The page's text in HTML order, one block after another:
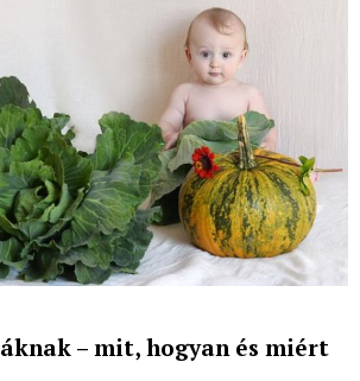
– mit, hogyan és miért